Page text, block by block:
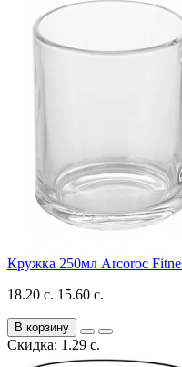
Кружка 250мл Arcoroc
18.20 с. 15.60 с.
В корзину
Скидка: 1.29 с.